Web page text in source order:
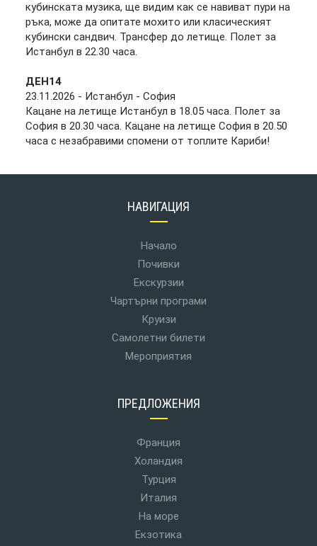
кубинската музика, ще видим как се навиват пури на
ръка, може да опитате мохито или класическият
кубински сандвич. Трансфер до летище. Полет за
Истанбул в 22.30 часа.
ДЕН14
23.11.2026 - Истанбул - София
Кацане на летище Истанбул в 18.05 часа. Полет за
София в 20.30 часа. Кацане на летище София в 20.50
часа с незабравими спомени от топлите Кариби!
НАВИГАЦИЯ
Начало
Почивки
Екскурзии
Чартърни програми
Круизи
Самолетни билети
Мероприятия
ПРЕДЛОЖЕНИЯ
Франция
Холандия
Турция
Италия
На море
Екзотика